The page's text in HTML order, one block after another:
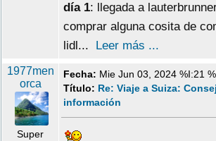
día 1: llegada a
comprar alguna cosita de
lidl...
Leer más ...
1977men
orca
Super
Fecha: Mie Jun 03, 2024 %I:21
Título: Re: Viaje a Suiza:
información